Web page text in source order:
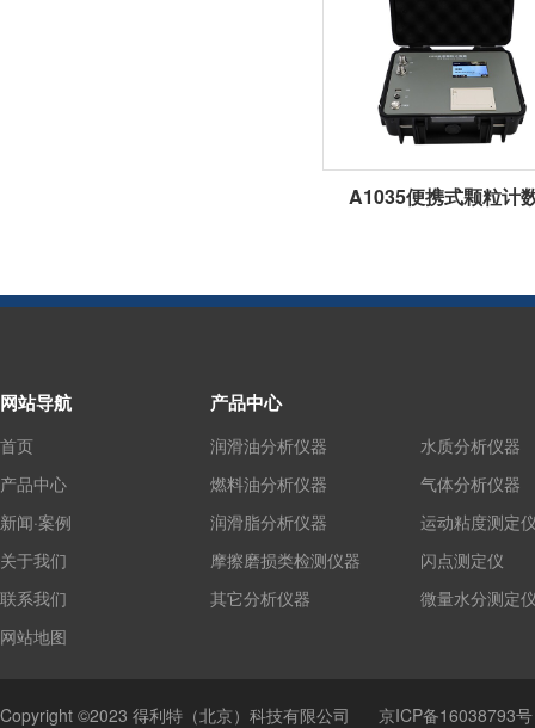
A1035便携式颗粒计
网站导航
首页
产品中心
新闻·案例
关于我们
联系我们
网站地图
产品中心
润滑油分析仪器
燃料油分析仪器
润滑脂分析仪器
摩擦磨损类检测仪器
其它分析仪器
水质分析仪器
气体分析仪器
运动粘度测定
闪点测定仪
微量水分测定
Copyright ©2023 得利特（北京）科技有限公司 京ICP备16038793号